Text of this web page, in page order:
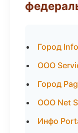
Город
ООО
Город
ООО Net
Инфо